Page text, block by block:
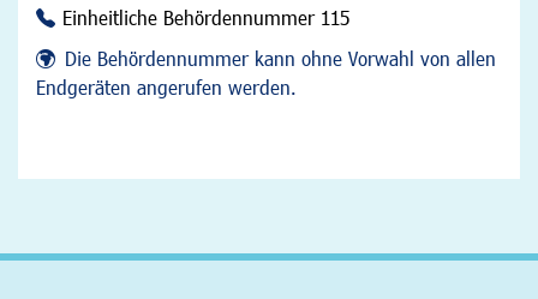
Einheitliche Behördennummer 115
Die Behördennummer kann ohne Vorwahl von allen
Endgeräten angerufen werden.